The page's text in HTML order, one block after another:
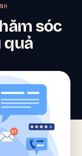
sóc
quả